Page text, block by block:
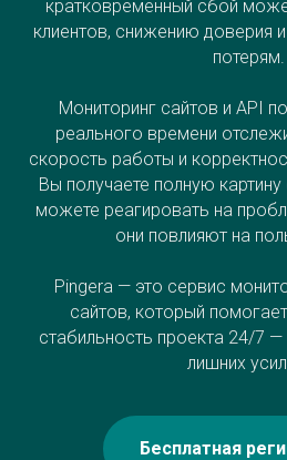
кратковременный сбой
клиентов, снижению доверия
потерям.
Мониторинг сайтов и API
реального времени
скорость работы и
Вы получаете полную
можете реагировать на
они повлияют на
Pingera — это сервис
сайтов, который
стабильность проекта 24/7
лишних
Бесплатная